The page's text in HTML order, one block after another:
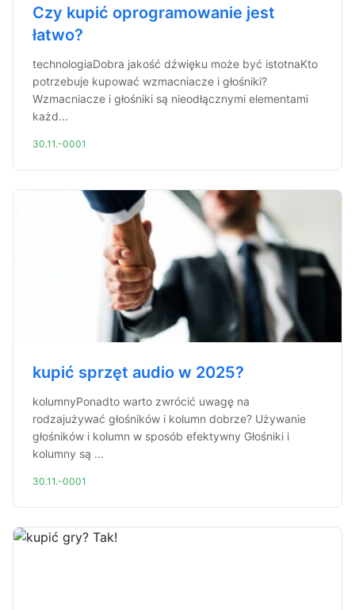
Czy kupić oprogramowanie jest
łatwo?
technologiaDobra jakość dźwięku może być istotnaKto
potrzebuje kupować wzmacniacze i głośniki?
Wzmacniacze i głośniki są nieodłącznymi elementami
każd...
30.11.-0001
kupić sprzęt audio w 2025?
kolumnyPonadto warto zwrócić uwagę na
rodzajużywać głośników i kolumn dobrze? Używanie
głośników i kolumn w sposób efektywny Głośniki i
kolumny są ...
30.11.-0001